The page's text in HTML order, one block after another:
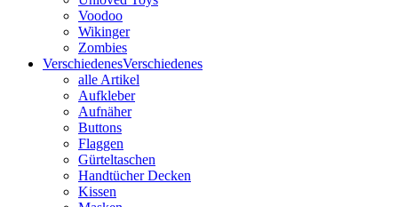
Voodoo
Wikinger
Zombies
VerschiedenesVerschiedenes
alle Artikel
Aufkleber
Aufnäher
Buttons
Flaggen
Gürteltaschen
Handtücher Decken
Kissen